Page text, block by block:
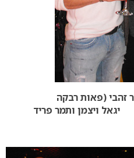
זהבי (פאות רבקה
ותמר פריד